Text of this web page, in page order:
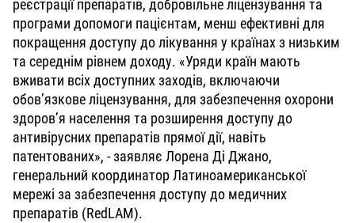
реєстрації препаратів, добровільне ліцензування та
програми допомоги пацієнтам, менш ефективні для
покращення доступу до лікування у країнах з низьким
та середнім рівнем доходу. «Уряди країн мають
вживати всіх доступних заходів, включаючи
обов’язкове ліцензування, для забезпечення охорони
здоров’я населення та розширення доступу до
антивірусних препаратів прямої дії, навіть
патентованих», - заявляє Лорена Ді Джано,
генеральний координатор Латиноамериканської
мережі за забезпечення доступу до медичних
препаратів (RedLAM).